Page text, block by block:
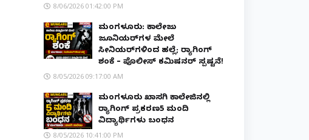
8/06/2026 01:42:00 PM
ಮಂಗಳೂರು: ಕಾಲೇಜು
ಜೂನಿಯರ್‌ಗಳ ಮೇಲೆ
ಸೀನಿಯರ್‌ಗಳಿಂದ ಹಲ್ಲೆ; ರ‌್ಯಾಗಿಂಗ್
ಶಂಕೆ – ಪೊಲೀಸ್ ಕಮಿಷನರ್ ಸ್ಪಷ್ಟನೆ!
8/05/2026 09:17:00 AM
ಮಂಗಳೂರು ಖಾಸಗಿ ಕಾಲೇಜಿನಲ್ಲಿ
ರ‌್ಯಾಗಿಂಗ್ ಪ್ರಕರಣ5 ಮಂದಿ
ವಿದ್ಯಾರ್ಥಿಗಳು ಬಂಧನ
8/05/2026 10:41:00 PM